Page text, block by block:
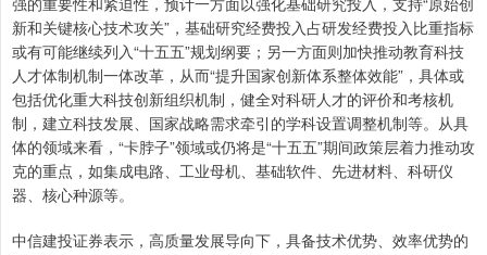
新和关键核心技术攻关”，基础研究经费投入占研发经费投入比重指标
或有可能继续列入“十五五”规划纲要；另一方面则加快推动教育科技
人才体制机制一体改革，从而“提升国家创新体系整体效能”，具体或
包括优化重大科技创新组织机制，健全对科研人才的评价和考核机
制，建立科技发展、国家战略需求牵引的学科设置调整机制等。从具
体的领域来看，“卡脖子”领域或仍将是“十五五”期间政策层着力推动攻
克的重点，如集成电路、工业母机、基础软件、先进材料、科研仪
器、核心种源等。
中信建投证券表示，高质量发展导向下，具备技术优势、效率优势的